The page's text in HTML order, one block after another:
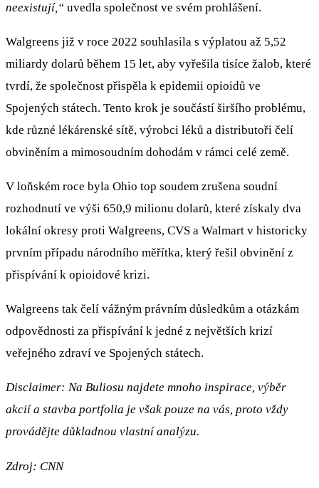
neexistují,“ uvedla společnost ve svém prohlášení.
Walgreens již v roce 2022 souhlasila s výplatou až 5,52
miliardy dolarů během 15 let, aby vyřešila tisíce žalob, které
tvrdí, že společnost přispěla k epidemii opioidů ve
Spojených státech. Tento krok je součástí širšího problému,
kde různé lékárenské sítě, výrobci léků a distributoři čelí
obviněním a mimosoudním dohodám v rámci celé země.
V loňském roce byla Ohio top soudem zrušena soudní
rozhodnutí ve výši 650,9 milionu dolarů, které získaly dva
lokální okresy proti Walgreens, CVS a Walmart v historicky
prvním případu národního měřítka, který řešil obvinění z
přispívání k opioidové krizi.
Walgreens tak čelí vážným právním důsledkům a otázkám
odpovědnosti za přispívání k jedné z největších krizí
veřejného zdraví ve Spojených státech.
Disclaimer: Na Buliosu najdete mnoho inspirace, výběr
akcií a stavba portfolia je však pouze na vás, proto vždy
provádějte důkladnou vlastní analýzu.
Zdroj: CNN